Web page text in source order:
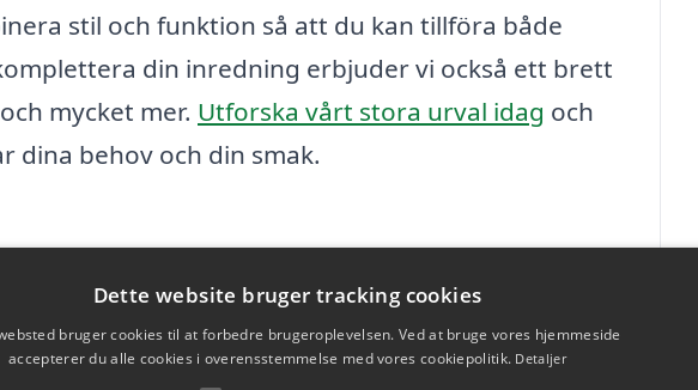
stil och funktion så att du kan tillföra både
din inredning erbjuder vi också ett brett
mycket mer. Utforska vårt stora urval idag och
dina behov och din smak.
Dette website bruger tracking cookies
bruger cookies til at forbedre brugeroplevelsen. Ved at bruge vores hjemmeside
accepterer du alle cookies i overensstemmelse med vores cookiepolitik. Detaljer